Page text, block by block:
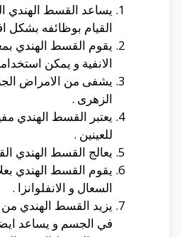
يساعد القسط الهندي
القيام بوظائفه بشكل
يقوم القسط الهندي
الانفية و يمكن
يشفى من الامراض
الزهرى .
يعتبر القسط الهندي
للعينين .
يعالج القسط الهندي
يقوم القسط الهندي
السعال و الانفلوانزا .
يزيد القسط الهندي
في الجسم و يساعد